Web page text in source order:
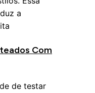
a
Com
de testar